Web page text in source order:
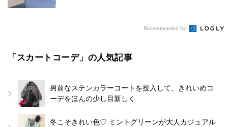
Recommended by
「スカートコーデ」の人気記事
男前なステンカラーコートを投入して、きれいめコ
ーデをほんの少し目新しく
冬こそきれい色♡ ミントグリーンが大人カジュアル